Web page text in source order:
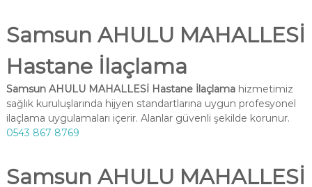
Samsun AHULU MAHALLESİ
Hastane İlaçlama
Samsun AHULU MAHALLESİ Hastane İlaçlamahizmetimiz
sağlık kuruluşlarında hijyen standartlarına uygun profesyonel
ilaçlama uygulamaları içerir. Alanlar güvenli şekilde korunur.
0543 867 8769
Samsun AHULU MAHALLESİ